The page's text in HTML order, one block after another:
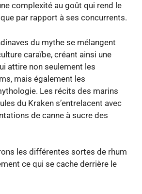
complexité au goût qui rend le
par rapport à ses concurrents.
du mythe se mélangent
caraïbe, créant ainsi une
attire non seulement les
mais également les
Les récits des marins
du Kraken s’entrelacent avec
de canne à sucre des
les différentes sortes de rhum
ce qui se cache derrière le